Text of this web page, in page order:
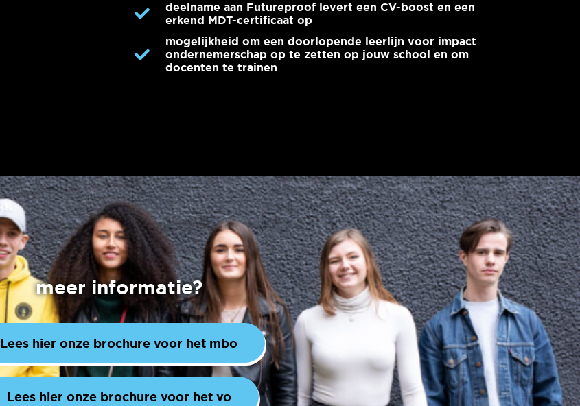
deelname aan Futureproof levert een CV-boost en een
erkend MDT-certificaat op
mogelijkheid om een doorlopende leerlijn voor impact
ondernemerschap op te zetten op jouw school en om
docenten te trainen
meer informatie?
Lees hier onze brochure voor het mbo
Lees hier onze brochure voor het vo